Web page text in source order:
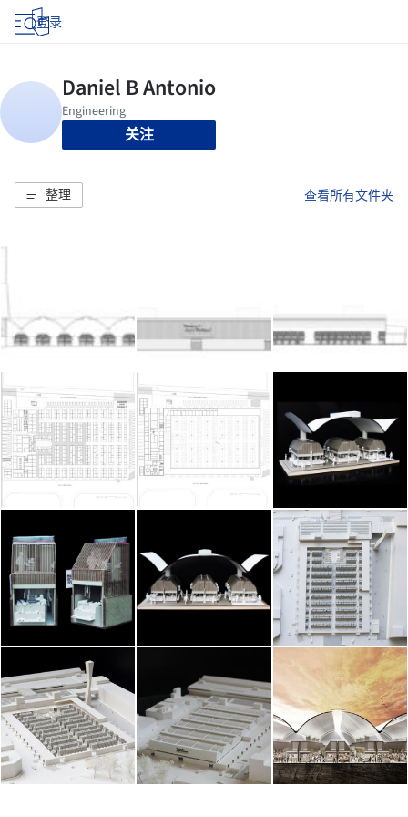
登录
关注
整理 查看所有文件夹